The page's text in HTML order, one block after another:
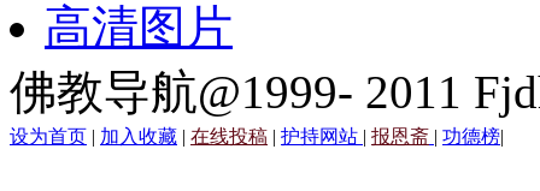
高清图片
佛教导航@1999- 2011
设为首页 | 加入收藏 | 在线投稿 | 护持网站 | 报恩斋 | 功德榜|